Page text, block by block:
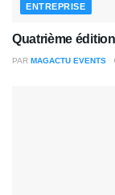
ENTREPRISE
Quatrième
PAR MAGACTU EVENTS